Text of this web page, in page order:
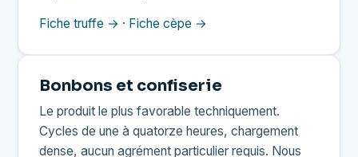
Fiche truffe → · Fiche cèpe →
Bonbons et confiserie
Le produit le plus favorable techniquement.
Cycles de une à quatorze heures, chargement
dense, aucun agrément particulier requis. Nous